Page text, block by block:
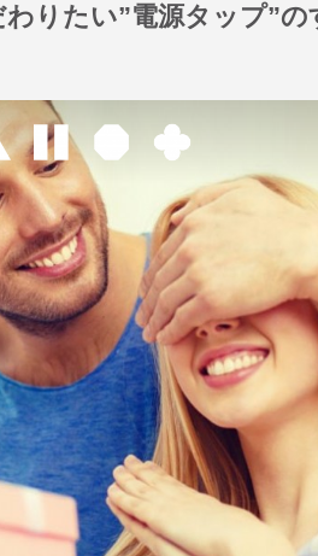
りたい”電源タップ”の